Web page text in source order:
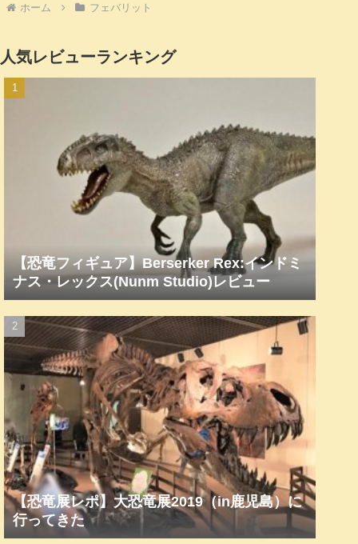
ホーム フェバリット
人気レビューランキング
【恐竜フィギュア】Berserker Rex:インドミ
ナス・レックス(Nunm Studio)レビュー
【恐竜展レポ】大恐竜展2019（in鹿児島）に
行ってきた